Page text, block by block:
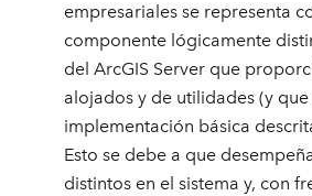
empresariales se representa
componente lógicamente
del ArcGIS Server que
alojados y de utilidades (y
implementación básica
Esto se debe a que
distintos en el sistema y, con